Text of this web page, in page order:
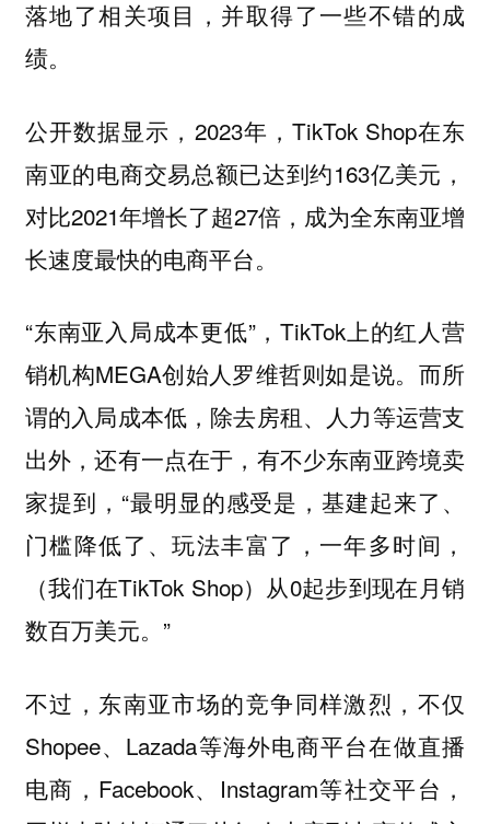
落地了相关项目，并取得了一些不错的成
绩。
公开数据显示，2023年，TikTok Shop在东
南亚的电商交易总额已达到约163亿美元，
对比2021年增长了超27倍，成为全东南亚增
长速度最快的电商平台。
“东南亚入局成本更低”，TikTok上的红人营
销机构MEGA创始人罗维哲则如是说。而所
谓的入局成本低，除去房租、人力等运营支
出外，还有一点在于，有不少东南亚跨境卖
家提到，“最明显的感受是，基建起来了、
门槛降低了、玩法丰富了，一年多时间，
（我们在TikTok Shop）从0起步到现在月销
数百万美元。”
不过，东南亚市场的竞争同样激烈，不仅
Shopee、Lazada等海外电商平台在做直播
电商，Facebook、Instagram等社交平台，